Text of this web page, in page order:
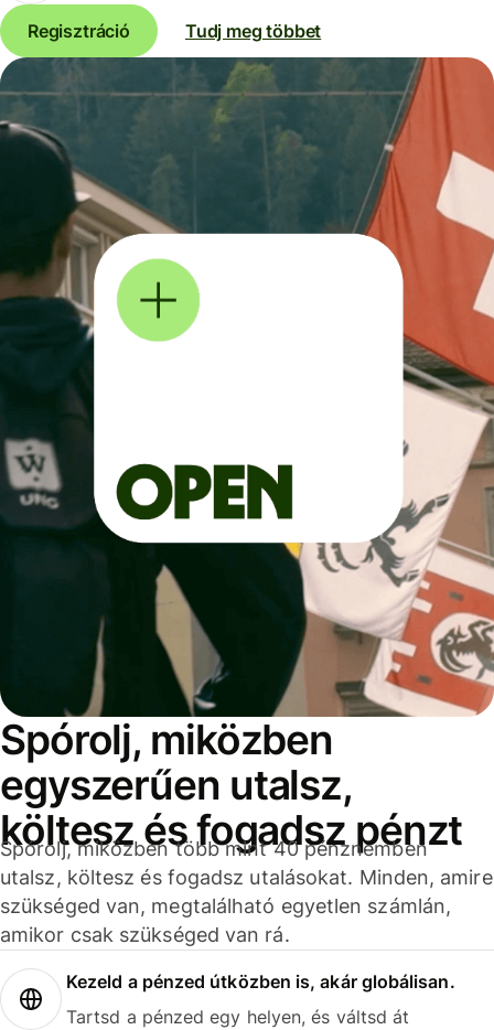
Regisztráció Tudj meg többet
Spórolj, miközben
egyszerűen utalsz,
költesz és fogadsz pénzt
Spórolj, miközben több mint 40 pénznemben
utalsz, költesz és fogadsz utalásokat. Minden, amire
szükséged van, megtalálható egyetlen számlán,
amikor csak szükséged van rá.
Kezeld a pénzed útközben is, akár globálisan.
Tartsd a pénzed egy helyen, és váltsd át